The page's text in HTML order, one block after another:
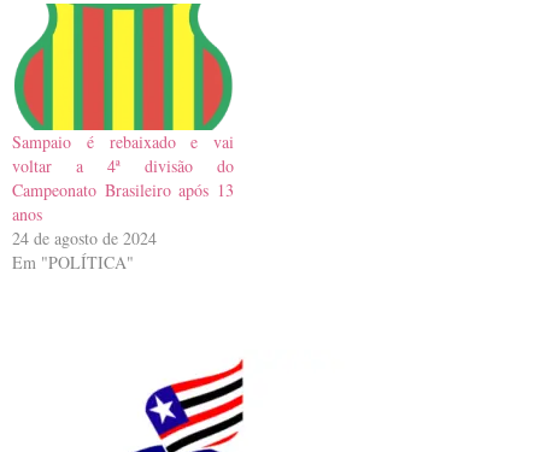
Sampaio é rebaixado e vai
voltar a 4ª divisão do
Campeonato Brasileiro após 13
anos
24 de agosto de 2024
Em "POLÍTICA"